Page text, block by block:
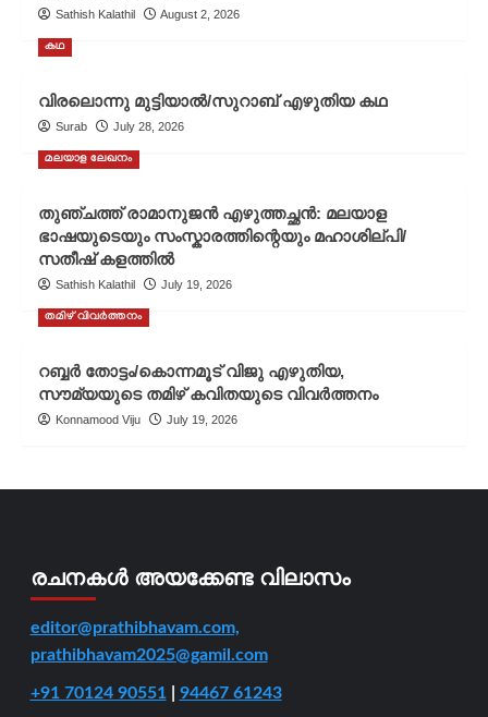
Sathish Kalathil August 2, 2026
കഥ
വിരലൊന്നു മുട്ടിയാൽ/സുറാബ് എഴുതിയ കഥ
Surab July 28, 2026
മലയാള ലേഖനം
തുഞ്ചത്ത് രാമാനുജൻ എഴുത്തച്ഛൻ: മലയാള
ഭാഷയുടെയും സംസ്കാരത്തിന്റെയും മഹാശില്പി/
സതീഷ് കളത്തിൽ
Sathish Kalathil July 19, 2026
തമിഴ് വിവർത്തനം
റബ്ബർ തോട്ടം/കൊന്നമൂട് വിജു എഴുതിയ,
സൗമ്യയുടെ തമിഴ് കവിതയുടെ വിവർത്തനം
Konnamood Viju July 19, 2026
രചനകൾ അയക്കേണ്ട വിലാസം
editor@prathibhavam.com,
prathibhavam2025@gamil.com
+91 70124 90551| 94467 61243